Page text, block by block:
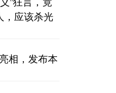
，应该杀光
相，发布本